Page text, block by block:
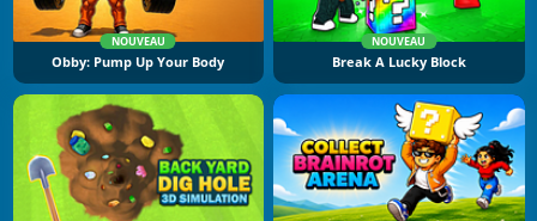
NOUVEAU
Obby: Pump Up Your Body
NOUVEAU
Break A Lucky Block